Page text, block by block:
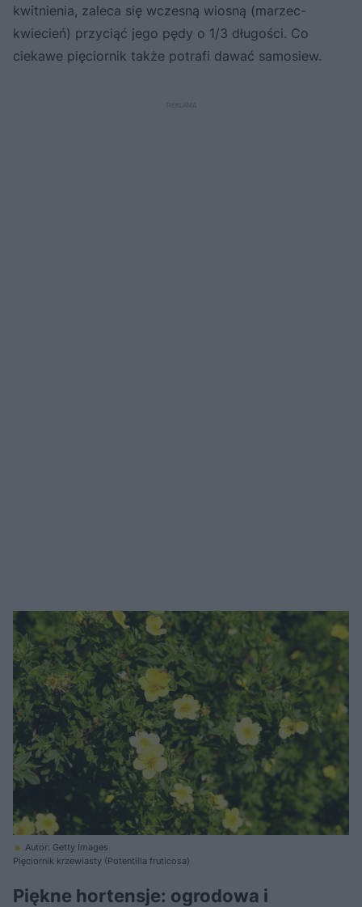
kwitnienia, zaleca się wczesną wiosną (marzec-
kwiecień) przyciąć jego pędy o 1/3 długości. Co
ciekawe pięciornik także potrafi dawać samosiew.
Autor: Getty Images
Pięciornik krzewiasty (Potentilla fruticosa)
Piękne hortensje: ogrodowa i